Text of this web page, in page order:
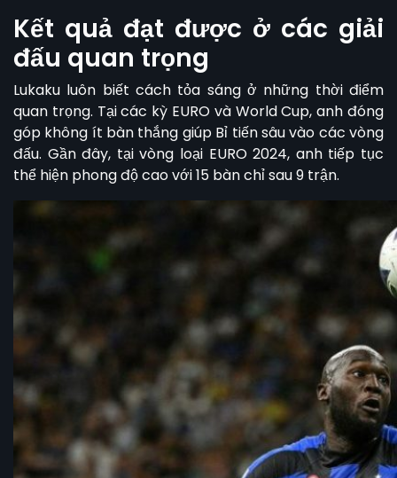
Kết quả đạt được ở các giải
đấu quan trọng
Lukaku luôn biết cách tỏa sáng ở những thời điểm
quan trọng. Tại các kỳ EURO và World Cup, anh đóng
góp không ít bàn thắng giúp Bỉ tiến sâu vào các vòng
đấu. Gần đây, tại vòng loại EURO 2024, anh tiếp tục
thể hiện phong độ cao với 15 bàn chỉ sau 9 trận.